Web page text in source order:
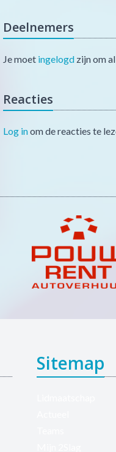
Deelnemers
Je moet ingelogdzijn om
Reacties
Log inom de reacties te
Sitemap